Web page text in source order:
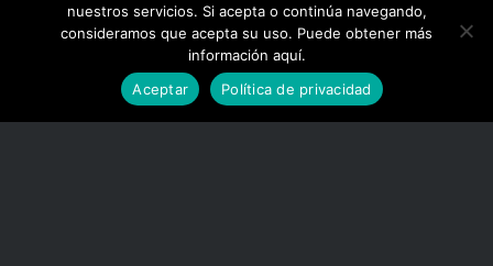
nuestros servicios. Si acepta o continúa navegando,
consideramos que acepta su uso. Puede obtener más
información aquí.
Aceptar
Política de privacidad